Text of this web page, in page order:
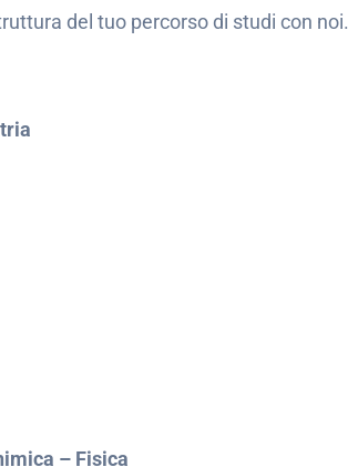
del tuo percorso di studi con noi.
– Fisica